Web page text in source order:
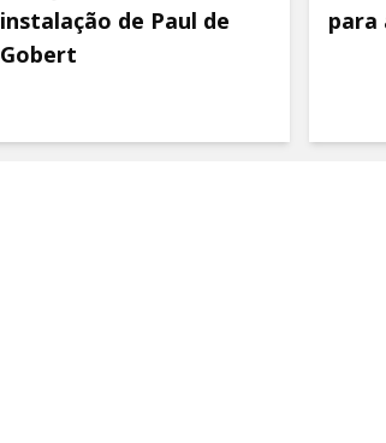
instalação de Paul de
Gobert
para